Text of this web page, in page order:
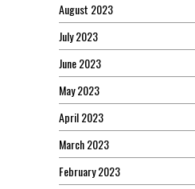
August 2023
July 2023
June 2023
May 2023
April 2023
March 2023
February 2023